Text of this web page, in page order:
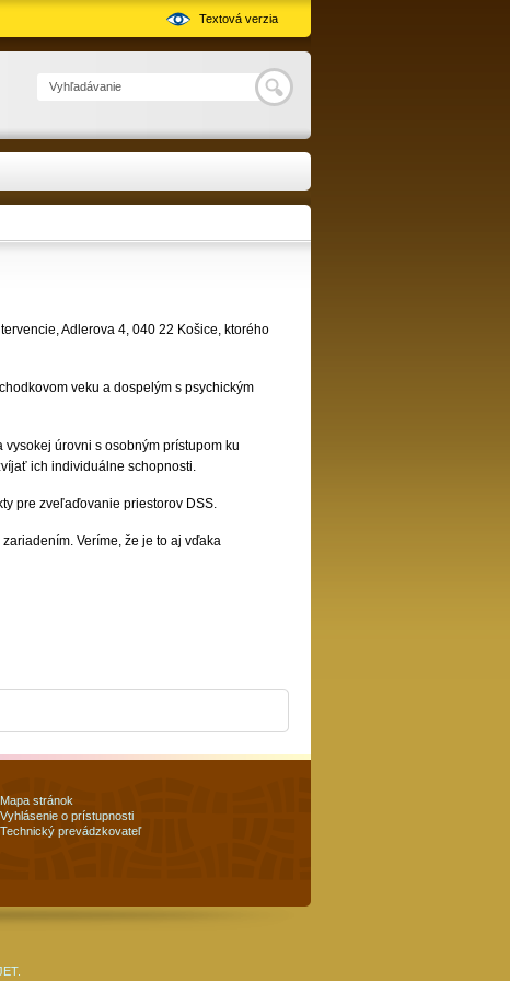
Textová verzia
Hľadať
Adlerova 4, 040 22 Košice, ktorého
veku a dospelým s psychickým
úrovni s osobným prístupom ku
ich individuálne schopnosti.
pre zveľaďovanie priestorov DSS.
Veríme, že je to aj vďaka
Mapa stránok
Vyhlásenie o prístupnosti
Technický prevádzkovateľ
.